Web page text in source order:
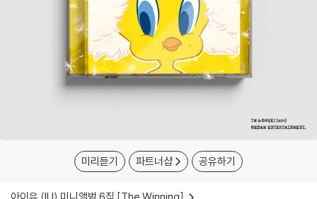
미리듣기 파트너샵 공유하기